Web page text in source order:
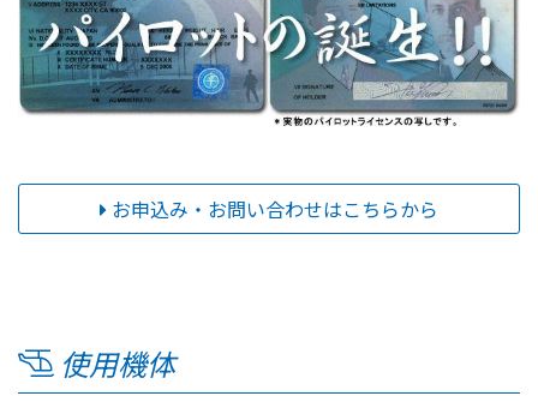
お申込み・お問い合わせはこちらから
使用機体